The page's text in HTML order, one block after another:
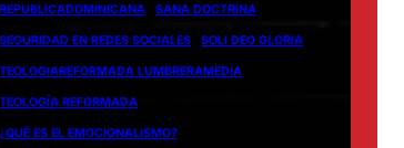
REPUBLICADOMINICANA SANA DOCTRINA
SEGURIDAD EN REDES SOCIALES SOLI DEO GLORIA
TEOLOGIAREFORMADA LUMBRERAMEDIA
TEOLOGÍA REFORMADA
¿QUÉ ES EL EMOCIONALISMO?